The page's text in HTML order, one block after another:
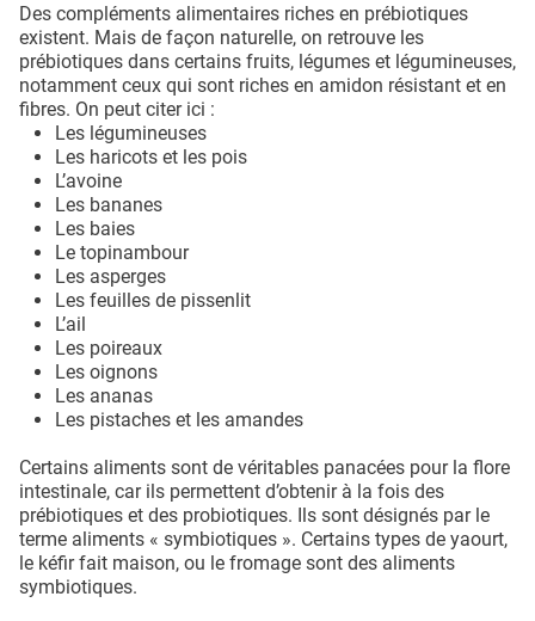
Des compléments alimentaires riches en prébiotiques
existent. Mais de façon naturelle, on retrouve les
prébiotiques dans certains fruits, légumes et légumineuses,
notamment ceux qui sont riches en amidon résistant et en
fibres. On peut citer ici :
Les légumineuses
Les haricots et les pois
L’avoine
Les bananes
Les baies
Le topinambour
Les asperges
Les feuilles de pissenlit
L’ail
Les poireaux
Les oignons
Les ananas
Les pistaches et les amandes
Certains aliments sont de véritables panacées pour la flore
intestinale, car ils permettent d’obtenir à la fois des
prébiotiques et des probiotiques. Ils sont désignés par le
terme aliments « symbiotiques ». Certains types de yaourt,
le kéfir fait maison, ou le fromage sont des aliments
symbiotiques.